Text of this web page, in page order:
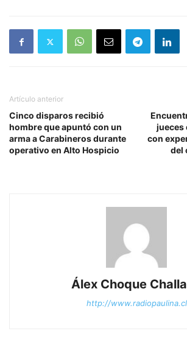
Artículo anterior
Cinco disparos recibió
hombre que apuntó con un
arma a Carabineros durante
operativo en Alto Hospicio
jueces
con
del
Álex Choque
http://www.radiopaulina.cl